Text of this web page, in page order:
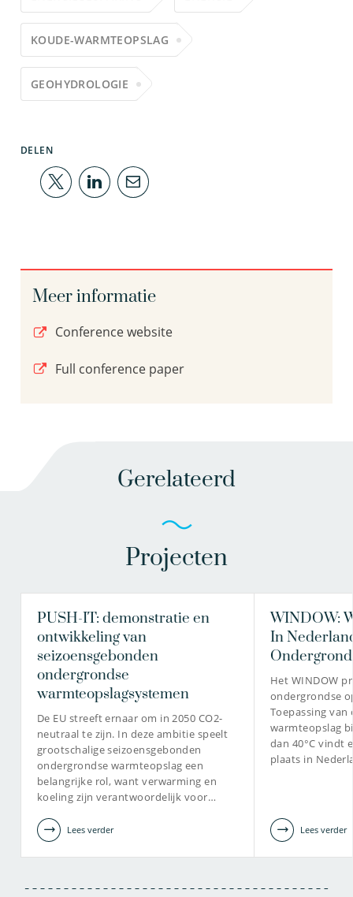
KOUDE-WARMTEOPSLAG
GEOHYDROLOGIE
DELEN
Meer informatie
Conference website
Full conference paper
Gerelateerd
Projecten
PUSH-IT: demonstratie en
ontwikkeling van
seizoensgebonden
ondergrondse
warmteopslagsystemen
De EU streeft ernaar om in 2050 CO2-
neutraal te zijn. In deze ambitie speelt
grootschalige seizoensgebonden
ondergrondse warmteopslag een
belangrijke rol, want verwarming en
koeling zijn verantwoordelijk voor…
Lees verder
WINDOW:
In
Het WINDOW
ondergrondse
Toepassing
warmteopslag
dan 40°C vindt
plaats in
Lees verder